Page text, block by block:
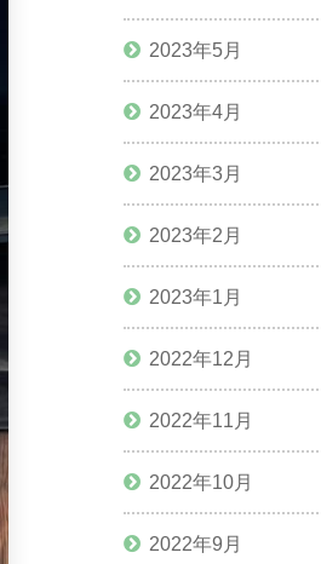
2023年5月
2023年4月
2023年3月
2023年2月
2023年1月
2022年12月
2022年11月
2022年10月
2022年9月